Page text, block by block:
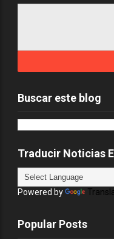
Buscar este blog
Traducir Noticias
Powered by
Popular Posts